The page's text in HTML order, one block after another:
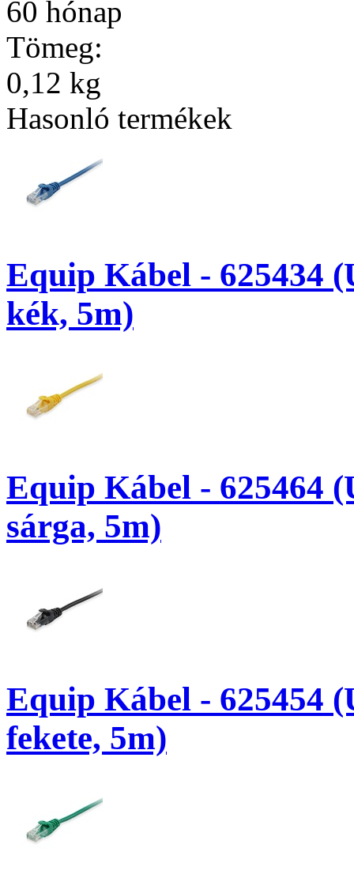
60 hónap
Tömeg:
0,12 kg
Hasonló termékek
Equip Kábel - 625434
kék, 5m)
Equip Kábel - 625464
sárga, 5m)
Equip Kábel - 625454
fekete, 5m)